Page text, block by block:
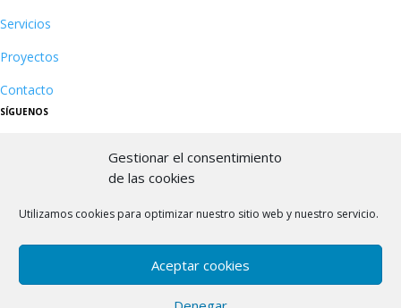
Gestionar el consentimiento
de las cookies
Utilizamos cookies para optimizar nuestro sitio web y nuestro servicio.
Aceptar cookies
Servicios
Proyectos
Contacto
SÍGUENOS